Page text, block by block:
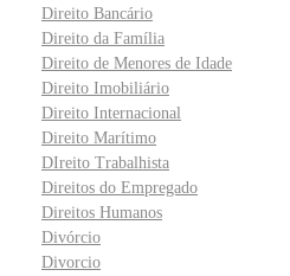
Direito Bancário
Direito da Família
Direito de Menores de Idade
Direito Imobiliário
Direito Internacional
Direito Marítimo
DIreito Trabalhista
Direitos do Empregado
Direitos Humanos
Divórcio
Divorcio